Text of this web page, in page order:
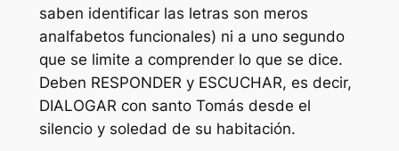
saben identificar las letras son meros
analfabetos funcionales) ni a uno segundo
que se limite a comprender lo que se dice.
Deben RESPONDER y ESCUCHAR, es decir,
DIALOGAR con santo Tomás desde el
silencio y soledad de su habitación.